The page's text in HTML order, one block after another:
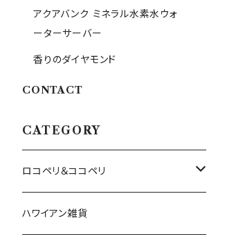
アクアバンク ミネラル水素水ウォ
ーターサーバー
香りのダイヤモンド
CONTACT
CATEGORY
ロコペリ＆ココペリ
ロコペリ
ハワイアン雑貨